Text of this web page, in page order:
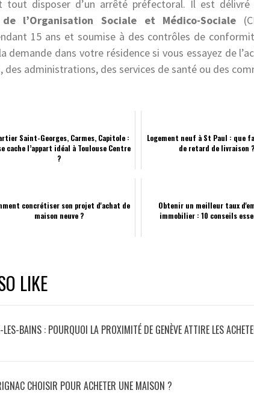
tout disposer d’un arrêté préfectoral. Il est délivré
l’Organisation Sociale et Médico-Sociale
15 ans et soumise à des contrôles de
demande dans votre résidence si vous essayez de
administrations, des services de santé ou des
Saint-Georges, Carmes, Capitole :
cache l’appart idéal à Toulouse Centre
?
Logement neuf à St Paul : que
de retard de livraison ?
concrétiser son projet d'achat de
maison neuve ?
Obtenir un meilleur taux
immobilier : 10 conseils
LIKE
BAINS : POURQUOI LA PROXIMITÉ DE GENÈVE ATTIRE LES
CHOISIR POUR ACHETER UNE MAISON ?